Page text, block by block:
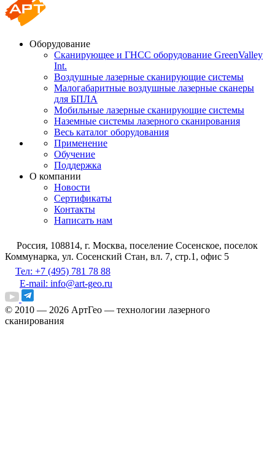
Оборудование
Сканирующее и ГНСС оборудование GreenValley
Int.
Воздушные лазерные сканирующие системы
Малогабаритные воздушные лазерные сканеры
для БПЛА
Мобильные лазерные сканирующие системы
Наземные системы лазерного сканирования
Весь каталог оборудования
Применение
Обучение
Поддержка
О компании
Новости
Сертификаты
Контакты
Написать нам
Россия, 108814, г. Москва, поселение Сосенское, поселок
Коммунарка, ул. Сосенский Стан, вл. 7, стр.1, офис 5
Тел: +7 (495) 781 78 88
E-mail: info@art-geo.ru
© 2010 — 2026 АртГео — технологии лазерного
сканирования